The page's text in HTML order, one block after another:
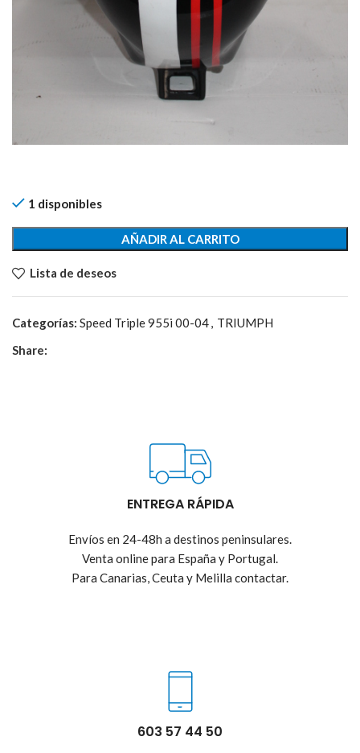
1 disponibles
AÑADIR AL CARRITO
Lista de deseos
Categorías: Speed Triple 955i 00-04, TRIUMPH
Share:
ENTREGA RÁPIDA
Envíos en 24-48h a destinos peninsulares.
Venta online para España y Portugal.
Para Canarias, Ceuta y Melilla contactar.
603 57 44 50